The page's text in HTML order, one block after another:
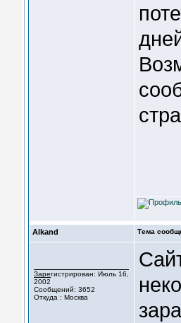
Alkand Тема
Зарегистрирован: Июль 16,
2002
Сообщений: 3652
Откуда : Москва